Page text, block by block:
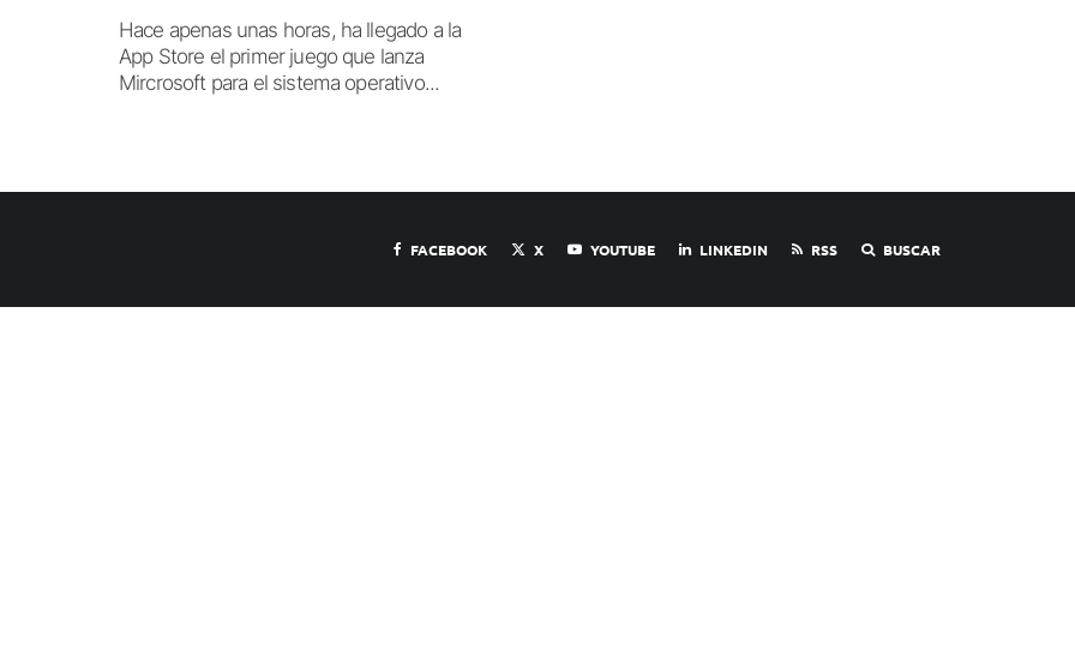
Hace apenas unas horas, ha llegado a la
App Store el primer juego que lanza
Mircrosoft para el sistema operativo...
FACEBOOK X YOUTUBE LINKEDIN RSS BUSCAR